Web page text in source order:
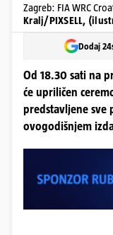
Zagreb: FIA WRC
Kralj/PIXSELL,
Dodaj
Od 18.30 sati na
će upriličen
predstavljene sve
ovogodišnjem